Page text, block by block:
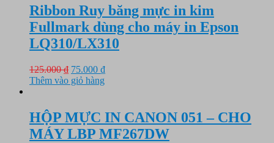
1.450.000 ₫.
Ribbon Ruy băng mực in kim
Fullmark dùng cho máy in Epson
LQ310/LX310
125.000₫ Giá
gốc
75.000 ₫Giá
75.000 ₫.
Thêm vào giỏ hàng
HỘP MỰC IN CANON 051 – CHO
MÁY LBP MF267DW